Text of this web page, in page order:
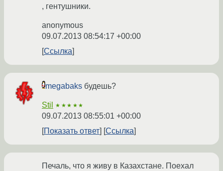
, гентушники.
anonymous
09.07.2013 08:54:17 +00:00
Ссылка
megabaks будешь?
Stil ★★★★★
09.07.2013 08:55:01 +00:00
Показать ответ
Ссылка
Печаль, что я живу в Казахстане. Поехал